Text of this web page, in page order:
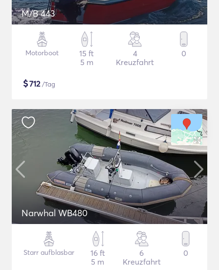
M/B 443
Motorboot
15 ft
5 m
4
Kreuzfahrt
0
$712/Tag
Narwhal WB480
Starr aufblasbar
16 ft
5 m
6
Kreuzfahrt
0